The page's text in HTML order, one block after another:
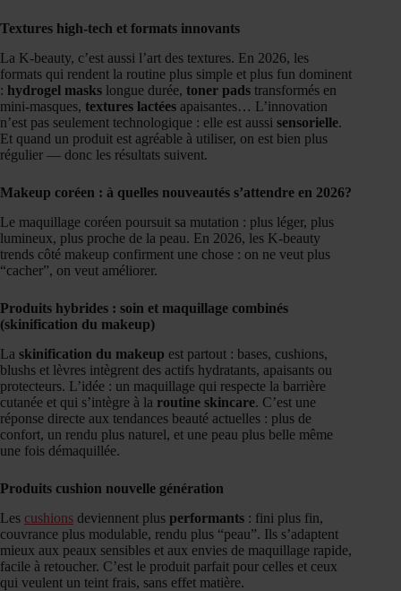
Textures high-tech et formats innovants
La K-beauty, c’est aussi l’art des textures. En 2026, les
formats qui rendent la routine plus simple et plus fun dominent
: hydrogel masks longue durée, toner pads transformés en
mini-masques, textures lactées apaisantes… L’innovation
n’est pas seulement technologique : elle est aussi sensorielle.
Et quand un produit est agréable à utiliser, on est bien plus
régulier — donc les résultats suivent.
Makeup coréen : à quelles nouveautés s’attendre en 2026?
Le maquillage coréen poursuit sa mutation : plus léger, plus
lumineux, plus proche de la peau. En 2026, les K-beauty
trends côté makeup confirment une chose : on ne veut plus
“cacher”, on veut améliorer.
Produits hybrides : soin et maquillage combinés
(skinification du makeup)
La skinification du makeup est partout : bases, cushions,
blushs et lèvres intègrent des actifs hydratants, apaisants ou
protecteurs. L’idée : un maquillage qui respecte la barrière
cutanée et qui s’intègre à la routine skincare. C’est une
réponse directe aux tendances beauté actuelles : plus de
confort, un rendu plus naturel, et une peau plus belle même
une fois démaquillée.
Produits cushion nouvelle génération
Les cushions deviennent plus performants : fini plus fin,
couvrance plus modulable, rendu plus “peau”. Ils s’adaptent
mieux aux peaux sensibles et aux envies de maquillage rapide,
facile à retoucher. C’est le produit parfait pour celles et ceux
qui veulent un teint frais, sans effet matière.